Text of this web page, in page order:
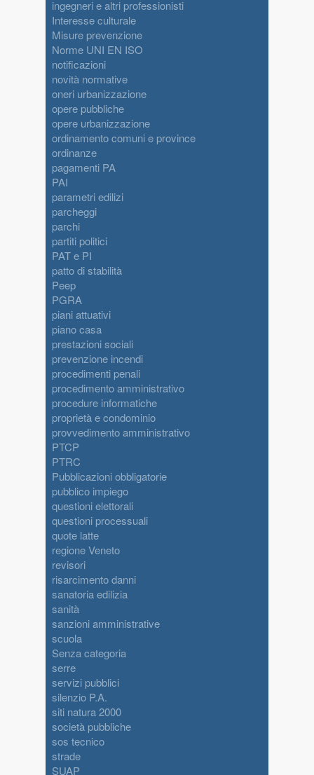
ingegneri e altri professionisti
Interesse culturale
Misure prevenzione
Norme UNI EN ISO
notificazioni
novità normative
oneri urbanizzazione
opere pubbliche
opere urbanizzazione
ordinamento comuni e province
ordinanze
pagamenti PA
PAI
parametri edilizi
parcheggi
parchi
partiti politici
PAT e PI
patto di stabilità
Peep
PGRA
piani attuativi
piano casa
prestazioni sociali
prevenzione incendi
procedimenti penali
procedimento amministrativo
procedure informatiche
proprietà e condominio
provvedimento amministrativo
PTCP
PTRC
Pubblicazioni obbligatorie
pubblico impiego
questioni elettorali
questioni processuali
quote latte
regione Veneto
revisori
risarcimento danni
sanatoria edilizia
sanità
sanzioni amministrative
scuola
Senza categoria
serre
servizi pubblici
silenzio P.A.
siti natura 2000
società pubbliche
sos tecnico
strade
SUAP